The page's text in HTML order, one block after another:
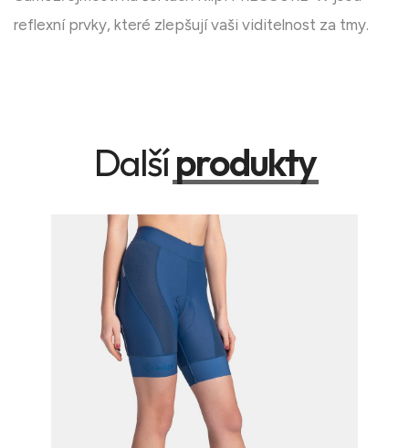
reflexní prvky, které zlepšují vaši viditelnost za tmy.
Dalšíprodukty